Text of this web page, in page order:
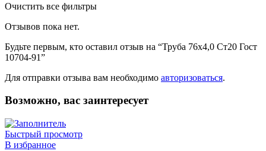
Очистить все фильтры
Отзывов пока нет.
Будьте первым, кто оставил отзыв на “Труба 76х4,0 Ст20 Гост
10704-91”
Для отправки отзыва вам необходимо авторизоваться.
Возможно, вас заинтересует
Быстрый просмотр
В избранное